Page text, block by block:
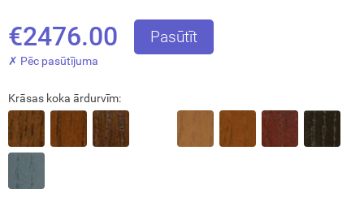
€2476.00 Pasūtīt
✗ Pēc pasūtījuma
Krāsas koka ārdurvīm:
Aizvērt!